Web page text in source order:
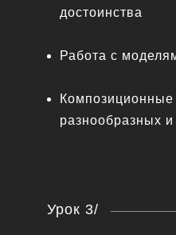
достоинства
Работа с
разнообразных
Урок 3/